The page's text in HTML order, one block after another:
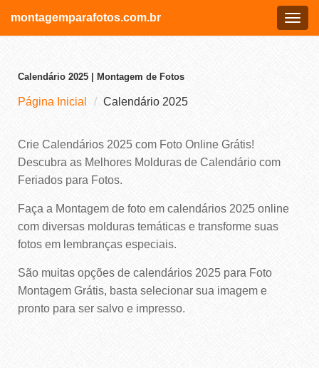
Menu
montagemparafotos.com.br
Calendário 2025 | Montagem de Fotos
Página Inicial Calendário 2025
Crie Calendários 2025 com Foto Online Grátis!
Descubra as Melhores Molduras de Calendário com
Feriados para Fotos.
Faça a Montagem de foto em calendários 2025 online
com diversas molduras temáticas e transforme suas
fotos em lembranças especiais.
São muitas opções de calendários 2025 para Foto
Montagem Grátis, basta selecionar sua imagem e
pronto para ser salvo e impresso.